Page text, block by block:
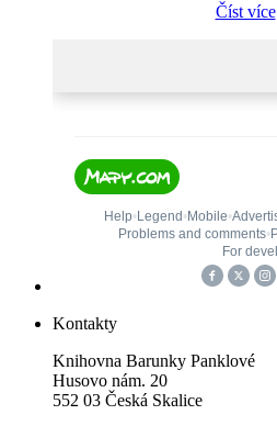
Číst více
Kontakty
Knihovna Barunky Panklové
Husovo nám. 20
552 03 Česká Skalice